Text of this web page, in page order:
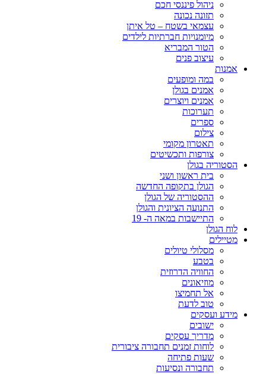
ניהול פיננסי חכם
תזונה נכונה
עצמאי בשטח – טל איתן
מיומנויות חברתיות לילדים
הטור המבריא
עיצוב פנים
אמנות
במה ומופעים
אמנים בגולן
אמנים ויוצרים
תערוכות
ספרים
צילום
תאטרון מקומי
צורפות ותכשיטים
הסטוריה בגולן
בית ראשון ושני
הגולן בתקופה החדשה
ההסטוריה של הגולן
התנועה הציונית והגולן
התיישבות במאה ה- 19
לוח הגולן
מטיילים
מסלולי טיולים
בטבע
החוויה הדרוזית
מוזיאונים
אל תחמיצו
טוב לדעת
מידע ועסקים
ישובים
מדריך עסקים
לוחות זמנים תחבורה ציבורית
שעות פתיחה
תחבורה ונסיעות